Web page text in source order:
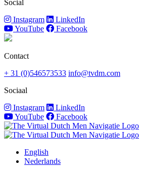
Social
Instagram
LinkedIn
YouTube
Facebook
Contact
+ 31 (0)546573533 info@tvdm.com
Sociaal
Instagram
LinkedIn
YouTube
Facebook
English
Nederlands